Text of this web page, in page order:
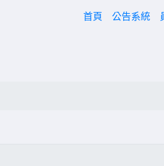
首頁 (current)
公告系統